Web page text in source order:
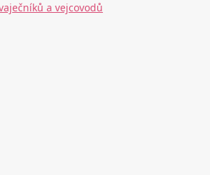
a vejcovodů